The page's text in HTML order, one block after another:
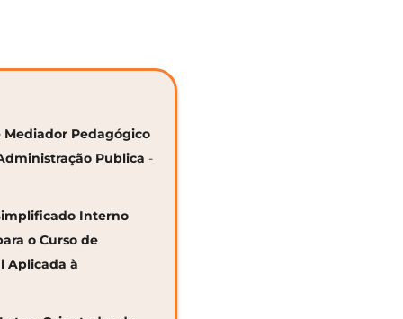
Mediador Pedagógico
Publica -
Interno
o Curso de
Aplicada à